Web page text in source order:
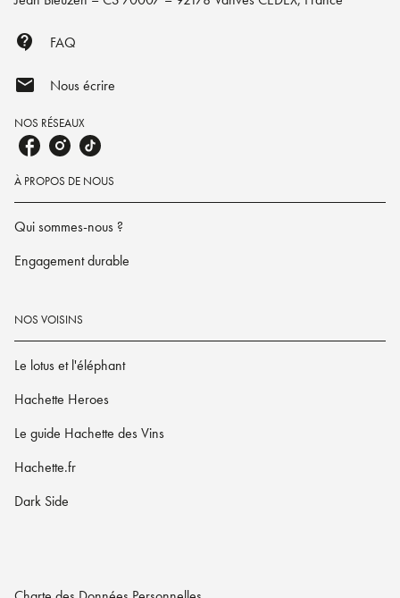
contact_support FAQ
mail Nous écrire
NOS RÉSEAUX
À PROPOS DE NOUS
Qui sommes-nous ?
Engagement durable
NOS VOISINS
Le lotus et l'éléphant
Hachette Heroes
Le guide Hachette des Vins
Hachette.fr
Dark Side